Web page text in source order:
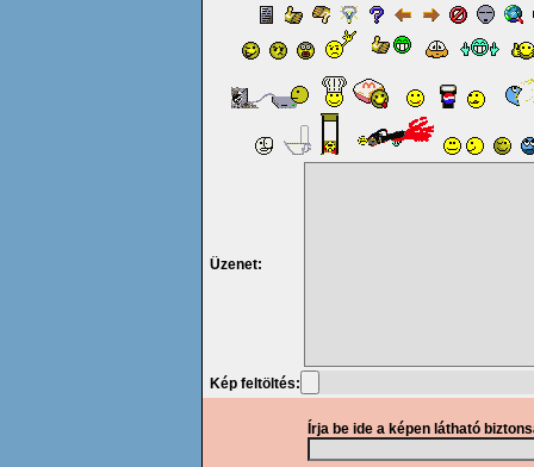
Üzenet:
Kép feltöltés:
Írja be ide a képen látható